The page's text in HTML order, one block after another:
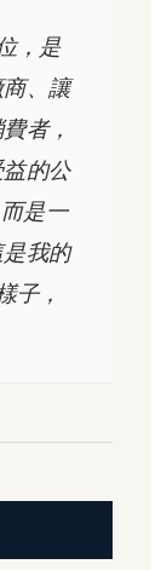
，是
、讓
者，
的公
是一
我的
子，